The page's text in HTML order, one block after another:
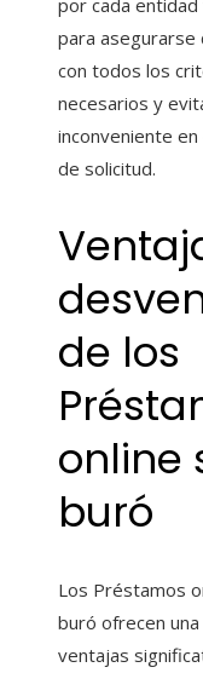
por cada entidad
para asegurarse
con todos los
necesarios y
inconveniente
de solicitud.
de los
online
buró
Los Préstamos
buró ofrecen
ventajas